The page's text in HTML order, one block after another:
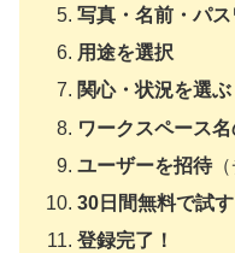
写真・名前・パ
用途を選択
関心・状況を選ぶ
ワークスペース
ユーザーを招待（
30日間無料で試す
登録完了！